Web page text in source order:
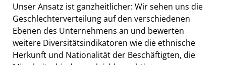
Unser Ansatz ist ganzheitlicher: Wir sehen uns die
Geschlechterverteilung auf den verschiedenen
Ebenen des Unternehmens an und bewerten
weitere Diversitätsindikatoren wie die ethnische
Herkunft und Nationalität der Beschäftigten, die